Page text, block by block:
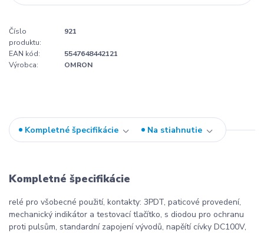
Číslo
produktu:
921
EAN kód:
5547648442121
Výrobca:
OMRON
Kompletné špecifikácie Na stiahnutie
Kompletné špecifikácie
relé pro všobecné použití, kontakty: 3PDT, paticové provedení,
mechanický indikátor a testovací tlačítko, s diodou pro ochranu
proti pulsům, standardní zapojení vývodů, napěítí cívky DC100V,